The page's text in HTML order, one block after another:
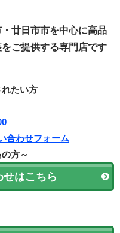
廿日市市を中心に高品
ご提供する専門店です
たい方
合わせフォーム
方～
はこちら